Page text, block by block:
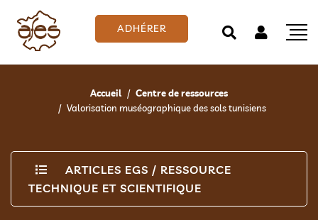
ADHÉRER
Accueil
Centre de ressources
Valorisation muséographique des sols tunisiens
ARTICLES EGS / RESSOURCE
TECHNIQUE ET SCIENTIFIQUE